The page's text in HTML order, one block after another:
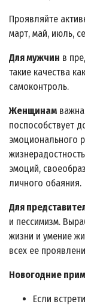
Проявляйте
март, май, июль,
Для мужчин в
такие качества
самоконтроль.
Женщинам
поспособствует
эмоционального
эмоций,
личного обаяния.
Для
и пессимизм.
жизни и умение
всех ее
Новогодние
Если